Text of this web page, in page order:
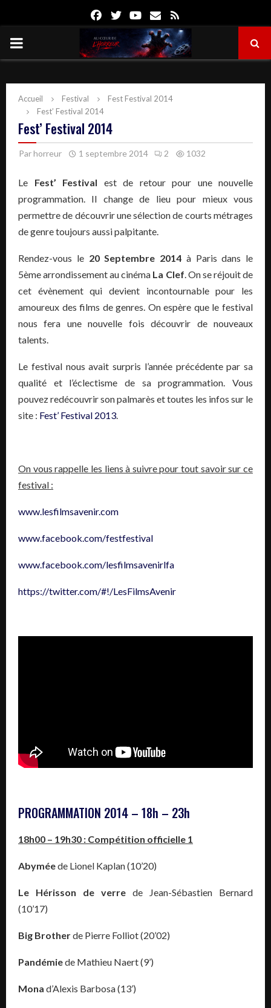
FacebookTwitterYoutube
Email
PRIMARY
Accueil Festival
Fest Festival 2014
Fest’ Festival 2014
Fest’ Festival 2014
Parhorreur 1 septembre 2014 2 1032
Le Fest’ Festival est de retour pour une nouvelle
programmation. Il change de lieu pour mieux vous
permettre de découvrir une sélection de courts métrages
de genre toujours aussi palpitante.
Rendez-vous le 20 Septembre 2014 à Paris dans le
5ème arrondissement au cinéma La Clef. On se réjouit de
cet évènement qui devient incontournable pour les
amoureux des films de genres. On espère que le festival
nous fera une nouvelle fois découvrir de nouveaux
talents.
Le festival nous avait surpris l’année précédente par sa
qualité et l’éclectisme de sa programmation. Vous
pouvez redécouvrir son palmarès et toutes les infos sur le
site : Fest’ Festival 2013.
On vous rappelle les liens à suivre pour tout savoir sur ce
festival :
www.lesfilmsavenir.com
www.facebook.com/festfestival
www.facebook.com/lesfilmsavenirlfa
https://twitter.com/#!/LesFilmsAvenir
PROGRAMMATION 2014 – 18h – 23h
18h00 – 19h30 : Compétition officielle 1
Abyméede Lionel Kaplan (10’20)
Le Hérisson de verre de Jean-Sébastien Bernard
(10’17)
Big Brotherde Pierre Folliot (20’02)
Pandémiede Mathieu Naert (9’)
Mona d’Alexis Barbosa (13’)